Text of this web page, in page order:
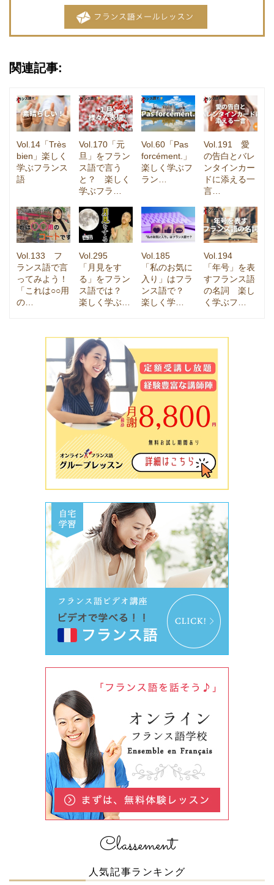
関連記事:
Vol.14「Très
bien」楽しく
学ぶフランス
語
Vol.170「元
旦」をフラン
ス語で言う
と？ 楽しく
学ぶフラ…
Vol.60「Pas
forcément.」
楽しく学ぶフ
ラン…
Vol.191 愛
の告白とバレ
ンタインカー
ドに添える一
言…
Vol.133 フ
ランス語で言
ってみよう！
「これは○○用
の…
Vol.295
「月見をす
る」をフラン
ス語では？
楽しく学ぶ…
Vol.185
「私のお気に
入り」はフラ
ンス語で？
楽しく学…
Vol.194
「年号」を表
すフランス語
の名詞 楽し
く学ぶフ…
Classement
人気記事ランキング